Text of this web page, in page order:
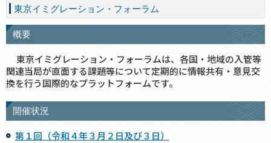
東京イミグレーション・フォーラム
概要
東京イミグレーション・フォーラムは、各国・地域の入管等
関連当局が直面する課題等について定期的に情報共有・意見交
換を行う国際的なプラットフォームです。
開催状況
第１回（令和４年３月２日及び３日）